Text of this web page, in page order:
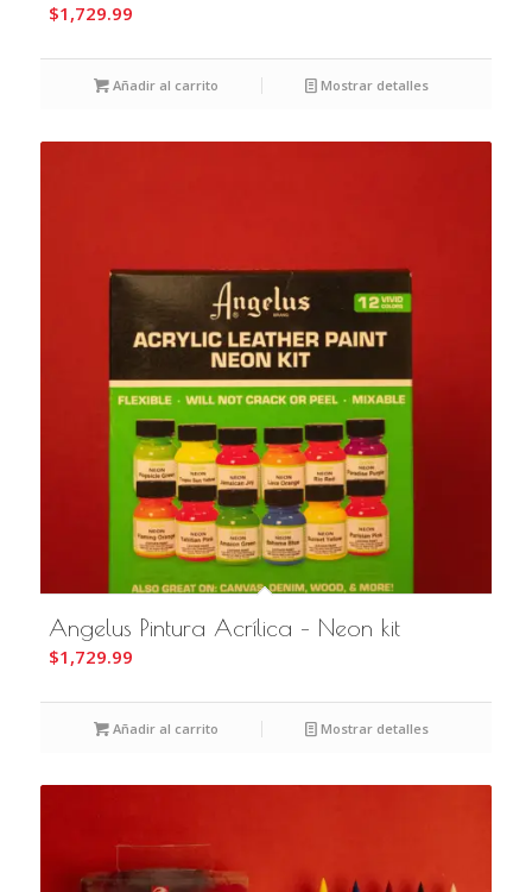
$1,729.99
Añadir al carrito Mostrar detalles
Angelus Pintura Acrílica – Neon kit
$1,729.99
Añadir al carrito Mostrar detalles